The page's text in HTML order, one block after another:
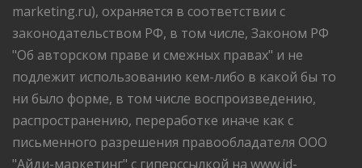
marketing.ru), охраняется в соответствии с
законодательством РФ, в том числе, Законом РФ
"Об авторском праве и смежных правах" и не
подлежит использованию кем-либо в какой бы то
ни было форме, в том числе воспроизведению,
распространению, переработке иначе как с
письменного разрешения правообладателя ООО
"Айди-маркетинг" с гиперссылкой на www.id-